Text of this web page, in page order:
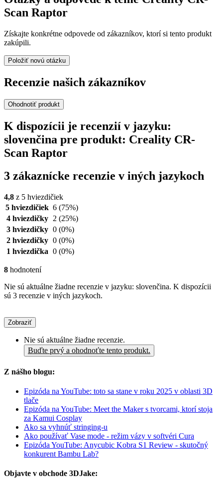
Scan Raptor
Získajte konkrétne odpovede od zákazníkov, ktorí si tento produkt
zakúpili.
Položiť novú otázku
Recenzie našich zákazníkov
Ohodnotiť produkt
K dispozícii je recenzií v jazyku:
slovenčina pre produkt: Creality CR-
Scan Raptor
3 zákaznícke recenzie v iných jazykoch
4,8 z 5 hviezdičiek
5 hviezdičiek 6 (75%)
4 hviezdičky
2 (25%)
3 hviezdičky 0 (0%)
2 hviezdičky 0 (0%)
1 hviezdička 0 (0%)
8 hodnotení
Nie sú aktuálne žiadne recenzie v jazyku: slovenčina. K dispozícii
sú 3 recenzie v iných jazykoch.
Zobraziť
Nie sú aktuálne žiadne recenzie.
Buďte prvý a ohodnoťte tento produkt.
Z nášho blogu:
Epizóda na YouTube: toto sa stane v roku 2025 v oblasti 3D
tlače
Epizóda na YouTube: Meet the Maker s tvorcami, ktorí stoja
za Kamui Cosplay
Ako sa vyhnúť stringing-u
Ako používať Vase mode - režim vázy v softvéri Cura
Epizóda YouTube: Anycubic Kobra S1 Review - skutočný
konkurent Bambu Lab?
Objavte v obchode 3DJake: